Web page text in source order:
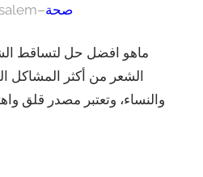
–صحة
ماهو افضل حل لتساقط
الشعر من أكثر المشاكل
والنساء، وتعتبر مصدر قلق